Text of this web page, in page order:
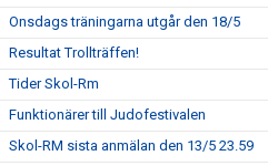
Onsdags träningarna utgår den 18/5
Resultat Trollträffen!
Tider Skol-Rm
Funktionärer till Judofestivalen
Skol-RM sista anmälan den 13/5 23.59